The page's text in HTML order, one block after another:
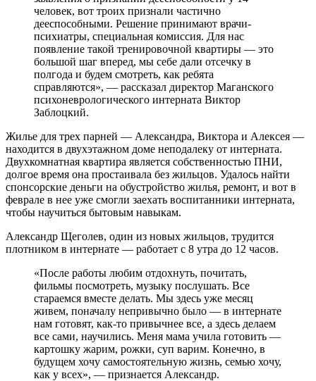
человек, вот троих признали частично
дееспособными. Решение принимают врачи-
психиатры, специальная комиссия. Для нас
появление такой тренировочной квартиры — это
большой шаг вперед, мы себе дали отсечку в
полгода и будем смотреть, как ребята
справляются», — рассказал директор Маганского
психоневрологического интерната Виктор
Заблоцкий.
Жилье для трех парней — Александра, Виктора и Алексея —
находится в двухэтажном доме неподалеку от интерната.
Двухкомнатная квартира является собственностью ПНИ,
долгое время она простаивала без жильцов. Удалось найти
спонсорские деньги на обустройство жилья, ремонт, и вот в
феврале в нее уже смогли заехать воспитанники интерната,
чтобы научиться бытовым навыкам.
Александр Щеголев, один из новых жильцов, трудится
плотником в интернате — работает с 8 утра до 12 часов.
«После работы любим отдохнуть, почитать,
фильмы посмотреть, музыку послушать. Все
стараемся вместе делать. Мы здесь уже месяц
живем, поначалу непривычно было — в интернате
нам готовят, как-то привычнее все, а здесь делаем
все сами, научились. Меня мама учила готовить —
картошку жарим, рожки, суп варим. Конечно, в
будущем хочу самостоятельную жизнь, семью хочу,
как у всех», — признается Александр.